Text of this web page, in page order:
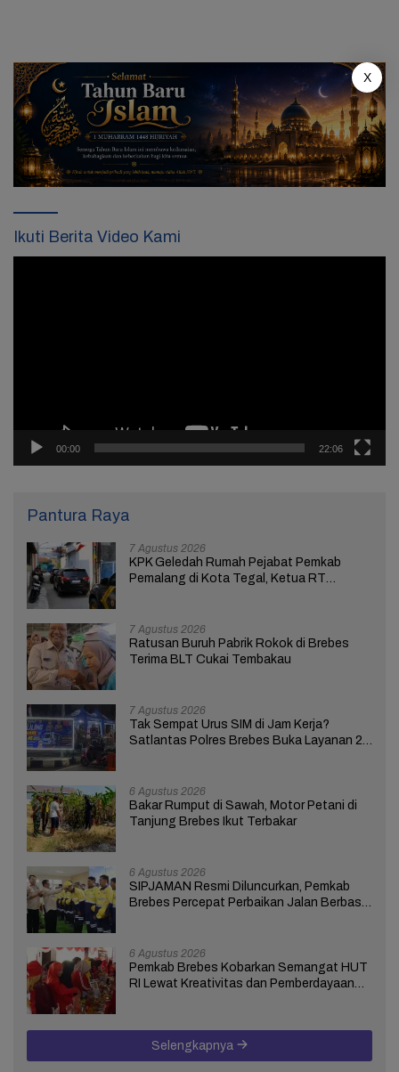
Ikuti Berita Video Kami
00:00 22:06
Pantura Raya
7 Agustus 2026
KPK Geledah Rumah Pejabat Pemkab
Pemalang di Kota Tegal, Ketua RT
7 Agustus 2026
Ratusan Buruh Pabrik Rokok di Brebes
Terima BLT Cukai Tembakau
7 Agustus 2026
Tak Sempat Urus SIM di Jam Kerja?
Satlantas Polres Brebes Buka Layanan 24
6 Agustus 2026
Bakar Rumput di Sawah, Motor Petani di
Tanjung Brebes Ikut Terbakar
6 Agustus 2026
SIPJAMAN Resmi Diluncurkan, Pemkab
Brebes Percepat Perbaikan Jalan Berbasis
6 Agustus 2026
Pemkab Brebes Kobarkan Semangat HUT
RI Lewat Kreativitas dan Pemberdayaan
Selengkapnya
X